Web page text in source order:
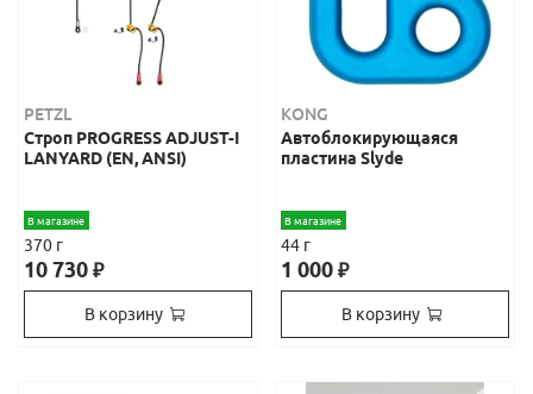
PETZL
Строп PROGRESS ADJUST-I
LANYARD (EN, ANSI)
В магазине
370 г
10 730₽
В корзину
KONG
Автоблокирующаяся
пластина Slyde
В магазине
44 г
1 000₽
В корзину